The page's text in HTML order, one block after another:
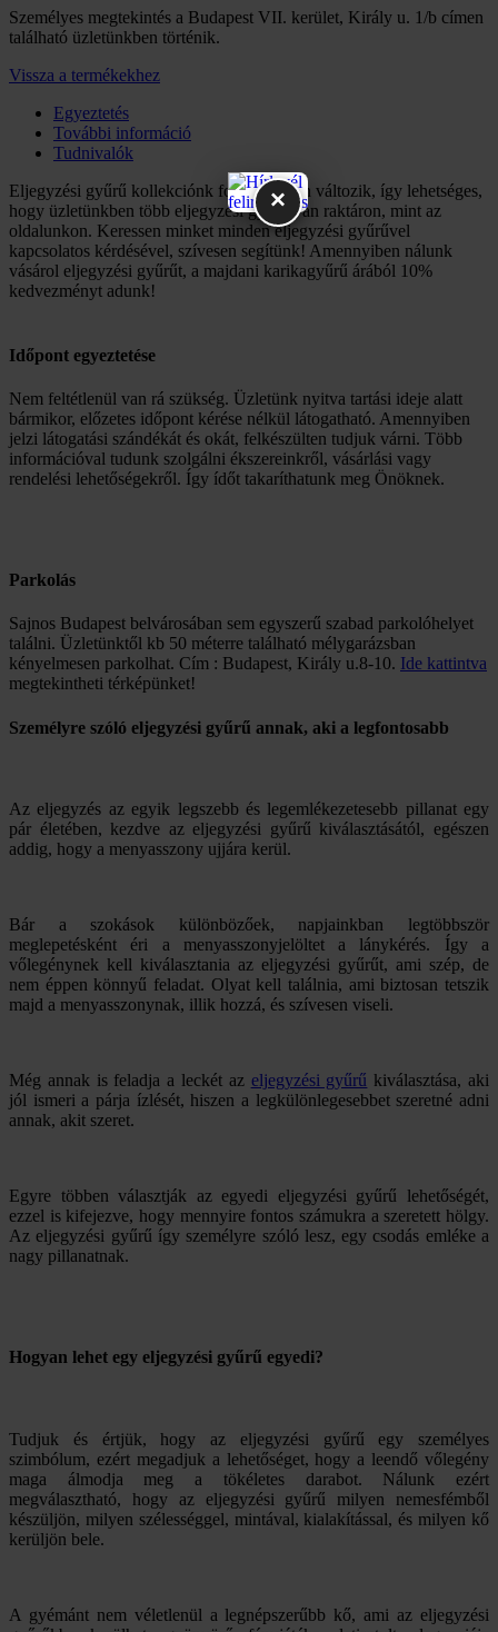
Személyes megtekintés a Budapest VII. kerület, Király u. 1/b címen
található üzletünkben történik.
Vissza a termékekhez
Egyeztetés
További információ
Tudnivalók
Eljegyzési gyűrű kollekciónk folyamatosan változik, így lehetséges,
hogy üzletünkben több eljegyzési gyűrű van raktáron, mint az
oldalunkon. Keressen minket minden eljegyzési gyűrűvel
kapcsolatos kérdésével, szívesen segítünk! Amennyiben nálunk
vásárol eljegyzési gyűrűt, a majdani karikagyűrű árából 10%
kedvezményt adunk!
Időpont egyeztetése
Nem feltétlenül van rá szükség. Üzletünk nyitva tartási ideje alatt
bármikor, előzetes időpont kérése nélkül látogatható. Amennyiben
jelzi látogatási szándékát és okát, felkészülten tudjuk várni. Több
információval tudunk szolgálni ékszereinkről, vásárlási vagy
rendelési lehetőségekről. Így ídőt takaríthatunk meg Önöknek.
Parkolás
Sajnos Budapest belvárosában sem egyszerű szabad parkolóhelyet
találni. Üzletünktől kb 50 méterre található mélygarázsban
kényelmesen parkolhat. Cím : Budapest, Király u.8-10. Ide kattintva
megtekintheti térképünket!
Személyre szóló eljegyzési gyűrű annak, aki a legfontosabb
Az eljegyzés az egyik legszebb és legemlékezetesebb pillanat egy
pár életében, kezdve az eljegyzési gyűrű kiválasztásától, egészen
addig, hogy a menyasszony ujjára kerül.
Bár a szokások különbözőek, napjainkban legtöbbször
meglepetésként éri a menyasszonyjelöltet a lánykérés. Így a
vőlegénynek kell kiválasztania az eljegyzési gyűrűt, ami szép, de
nem éppen könnyű feladat. Olyat kell találnia, ami biztosan tetszik
majd a menyasszonynak, illik hozzá, és szívesen viseli.
Még annak is feladja a leckét az eljegyzési gyűrű kiválasztása, aki
jól ismeri a párja ízlését, hiszen a legkülönlegesebbet szeretné adni
annak, akit szeret.
Egyre többen választják az egyedi eljegyzési gyűrű lehetőségét,
ezzel is kifejezve, hogy mennyire fontos számukra a szeretett hölgy.
Az eljegyzési gyűrű így személyre szóló lesz, egy csodás emléke a
nagy pillanatnak.
Hogyan lehet egy eljegyzési gyűrű egyedi?
Tudjuk és értjük, hogy az eljegyzési gyűrű egy személyes
szimbólum, ezért megadjuk a lehetőséget, hogy a leendő vőlegény
maga álmodja meg a tökéletes darabot. Nálunk ezért
megválasztható, hogy az eljegyzési gyűrű milyen nemesfémből
készüljön, milyen szélességgel, mintával, kialakítással, és milyen kő
kerüljön bele.
A gyémánt nem véletlenül a legnépszerűbb kő, ami az eljegyzési
×